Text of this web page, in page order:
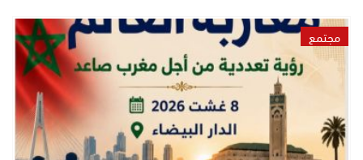
مجتمع